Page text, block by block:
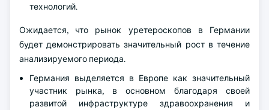
технологий.
Ожидается, что рынок уретероскопов в Германии
будет демонстрировать значительный рост в течение
анализируемого периода.
Германия выделяется в Европе как значительный
участник рынка, в основном благодаря своей
развитой инфраструктуре здравоохранения и